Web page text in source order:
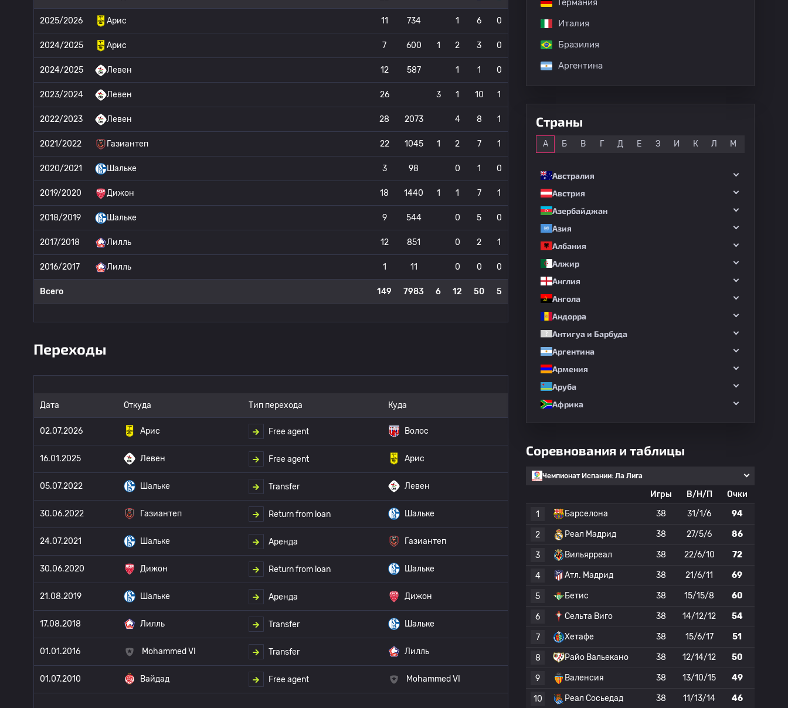
2025/2026 Арис 11 734 1 6 0
2024/2025 Арис 7 600 1 2 3 0
2024/2025 Левен 12 587 1 1 0
2023/2024 Левен 26 3 1 10 1
2022/2023 Левен 28 2073 4 8 1
2021/2022 Газиантеп 22 1045 1 2 7 1
2020/2021 Шальке 3 98 0 1 0
2019/2020 Дижон 18 1440 1 1 7 1
2018/2019 Шальке 9 544 0 5 0
2017/2018 Лилль 12 851 0 2 1
2016/2017 Лилль 1 11 0 0 0
Всего 149 7983 6 12 50 5
Переходы
Дата Откуда Тип перехода Куда
02.07.2026 Арис Free agent Волос
16.01.2025 Левен Free agent Арис
05.07.2022 Шальке Transfer Левен
30.06.2022 Газиантеп Return from loan Шальке
24.07.2021 Шальке Аренда Газиантеп
30.06.2020 Дижон Return from loan Шальке
21.08.2019 Шальке Аренда Дижон
17.08.2018 Лилль Transfer Шальке
01.01.2016 Mohammed VI Transfer Лилль
01.07.2010 Вайдад Free agent Mohammed VI
Германия
Италия
Бразилия
Аргентина
Страны
А Б В Г Д Е З И К Л М
Австралия
Австрия
Азербайджан
Азия
Албания
Алжир
Англия
Ангола
Андорра
Антигуа и Барбуда
Аргентина
Армения
Аруба
Африка
Соревнования и таблицы
Чемпионат Испании: Ла Лига
Игры В/Н/П
Очки
1
Барселона 38 31/1/6 94
2 Реал Мадрид 38 27/5/6 86
3 Вильярреал 38 22/6/10 72
4 Атл. Мадрид 38 21/6/11 69
5 Бетис 38 15/15/8 60
6 Сельта Виго 38 14/12/12 54
7 Хетафе 38 15/6/17 51
8 Райо Вальекано 38 12/14/12 50
9 Валенсия 38 13/10/15 49
10 Реал Сосьедад 38 11/13/14 46